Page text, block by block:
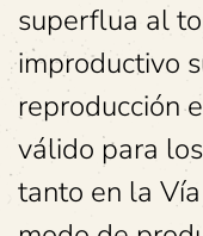
superflua al
improductivo
reproducción
válido para
tanto en la